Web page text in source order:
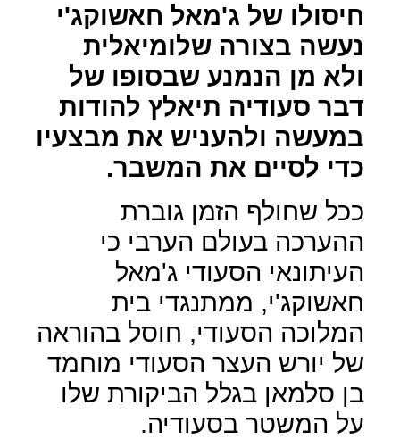
חיסולו של ג'מאל חאשוקג'י
נעשה בצורה שלומיאלית
ולא מן הנמנע שבסופו של
דבר סעודיה תיאלץ להודות
במעשה ולהעניש את מבצעיו
כדי לסיים את המשבר.
ככל שחולף הזמן גוברת
ההערכה בעולם הערבי כי
העיתונאי הסעודי ג'מאל
חאשוקג'י, ממתנגדי בית
המלוכה הסעודי, חוסל בהוראה
של יורש העצר הסעודי מוחמד
בן סלמאן בגלל הביקורת שלו
על המשטר בסעודיה.